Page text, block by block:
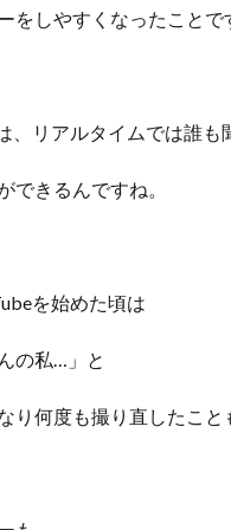
をしやすくなったことで
、リアルタイムでは誰も
できるんですね。
を始めた頃は
の私…」と
り何度も撮り直したこと